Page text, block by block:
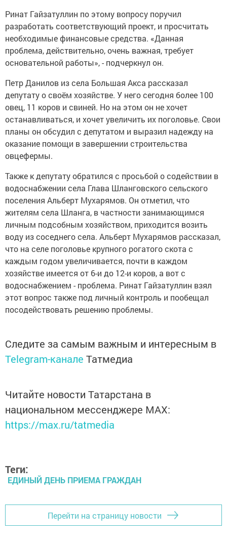
Ринат Гайзатуллин по этому вопросу поручил
разработать соответствующий проект, и просчитать
необходимые финансовые средства. «Данная
проблема, действительно, очень важная, требует
основательной работы», - подчеркнул он.
Петр Данилов из села Большая Акса рассказал
депутату о своём хозяйстве. У него сегодня более 100
овец, 11 коров и свиней. Но на этом он не хочет
останавливаться, и хочет увеличить их поголовье. Свои
планы он обсудил с депутатом и выразил надежду на
оказание помощи в завершении строительства
овцефермы.
Также к депутату обратился с просьбой о содействии в
водоснабжении села Глава Шланговского сельского
поселения Альберт Мухарямов. Он отметил, что
жителям села Шланга, в частности занимающимся
личным подсобным хозяйством, приходится возить
воду из соседнего села. Альберт Мухарямов рассказал,
что на селе поголовье крупного рогатого скота с
каждым годом увеличивается, почти в каждом
хозяйстве имеется от 6-и до 12-и коров, а вот с
водоснабжением - проблема. Ринат Гайзатуллин взял
этот вопрос также под личный контроль и пообещал
посодействовать решению проблемы.
Следите за самым важным и интересным в
Telegram-канале Татмедиа
Читайте новости Татарстана в
национальном мессенджере MАХ:
https://max.ru/tatmedia
Теги:
ЕДИНЫЙ ДЕНЬ ПРИЕМА ГРАЖДАН
Перейти на страницу новости